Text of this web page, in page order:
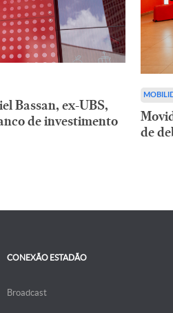
Bassan, ex-UBS,
de investimento
de
CONEXÃO ESTADÃO
Broadcast